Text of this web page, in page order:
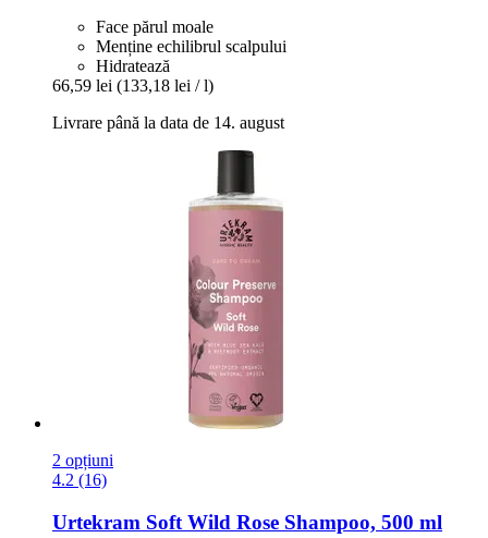
Face părul moale
Menține echilibrul scalpului
Hidratează
66,59 lei (133,18 lei / l)
Livrare până la data de 14. august
2 opțiuni
4.2 (16)
Urtekram Soft Wild Rose Shampoo, 500 ml